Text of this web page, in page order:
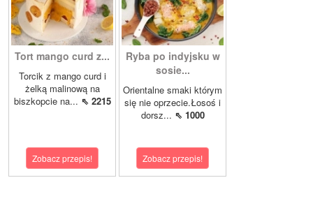
Tort mango curd z...
Torcik z mango curd i
żelką malinową na
biszkopcie na... ⇖ 2215
Zobacz przepis!
Ryba po indyjsku w
sosie...
Orientalne smaki którym
się nie oprzecie.Łosoś i
dorsz... ⇖ 1000
Zobacz przepis!